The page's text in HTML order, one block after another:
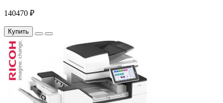
140470 ₽
Купить